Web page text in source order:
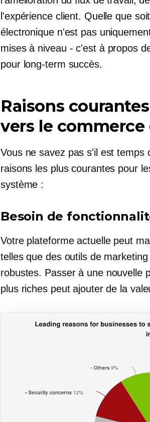
l'expérience client. Quelle que
électronique n'est pas
mises à niveau - c'està propos
pour long-term succès.
Raisons
vers le
Vous ne savez pas s'il est temps
raisons les plus courantes pour
système :
Besoin de
Votre plateforme actuelle peut
telles que des outils de
robustes. Passer à une nouvelle
plus riches peut ajouter de la